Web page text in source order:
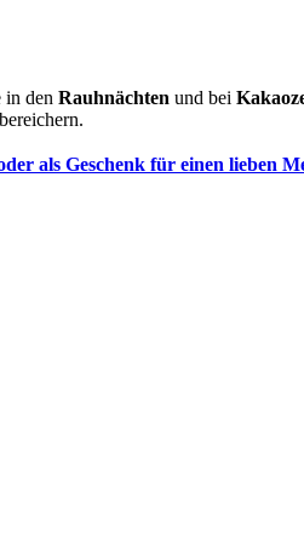
in den Rauhnächten und bei
als Geschenk für einen lieben